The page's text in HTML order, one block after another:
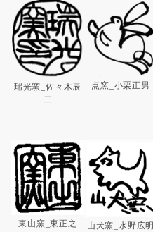
瑞光窯_佐々木辰
二
点窯_小栗正男
東山窯_東正之 山犬窯_水野広明